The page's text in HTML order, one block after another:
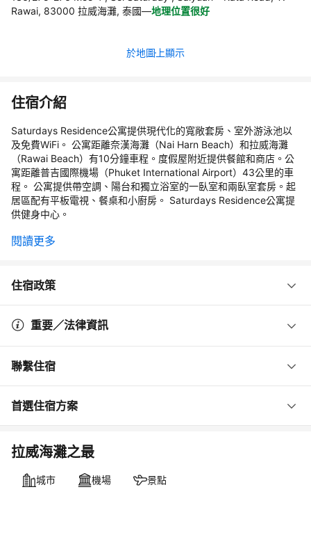
Rawai, 83000 拉威海灘, 泰國—地理位置很好
於地圖上顯示
住宿介紹
Saturdays Residence公寓提供現代化的寬敞套房、室外游泳池以
及免費WiFi。 公寓距離奈漢海灘（Nai Harn Beach）和拉威海灘
（Rawai Beach）有10分鐘車程。度假屋附近提供餐館和商店。公
寓距離普吉國際機場（Phuket International Airport）43公里的車
程。 公寓提供帶空調、陽台和獨立浴室的一臥室和兩臥室套房。起
居區配有平板電視、餐桌和小廚房。 Saturdays Residence公寓提
供健身中心。
閱讀更多
住宿政策
重要／法律資訊
聯繫住宿
首選住宿方案
拉威海灘之最
城市 機場 景點